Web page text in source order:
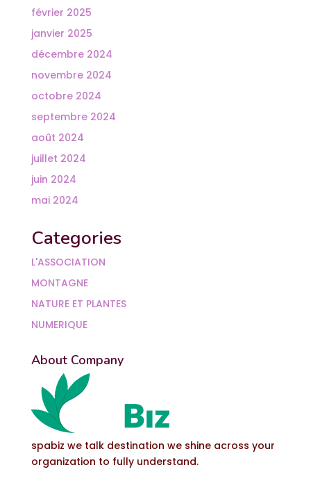
février 2025
janvier 2025
décembre 2024
novembre 2024
octobre 2024
septembre 2024
août 2024
juillet 2024
juin 2024
mai 2024
Categories
L'ASSOCIATION
MONTAGNE
NATURE ET PLANTES
NUMERIQUE
About Company
spabiz we talk destination we shine across your
organization to fully understand.